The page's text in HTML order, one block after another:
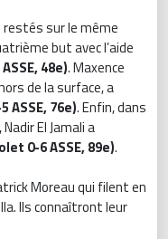
sur le même
but avec l’aide
48e). Maxence
de la surface, a
ASSE, 76e). Enfin, dans
El Jamali a
0-6 ASSE, 89e).
Moreau qui filent en
Ils connaîtront leur